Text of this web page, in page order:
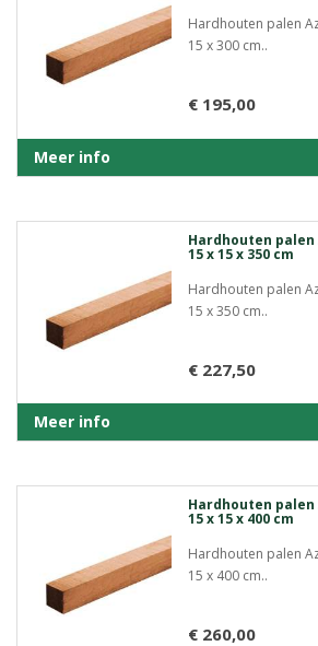
Hardhouten palen
15 x 300 cm..
€ 195,00
Meer info
Hardhouten
15 x 15 x 350 cm
Hardhouten palen
15 x 350 cm..
€ 227,50
Meer info
Hardhouten
15 x 15 x 400 cm
Hardhouten palen
15 x 400 cm..
€ 260,00